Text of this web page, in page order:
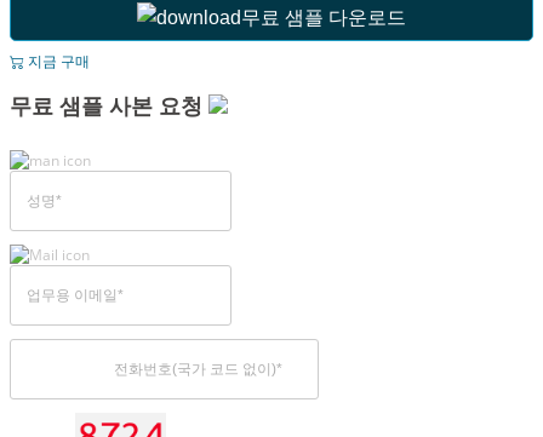
무료 샘플 다운로드
지금 구매
무료 샘플 사본 요청